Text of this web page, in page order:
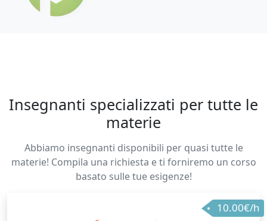
Insegnanti specializzati per tutte le
materie
Abbiamo insegnanti disponibili per quasi tutte le
materie! Compila una richiesta e ti forniremo un corso
basato sulle tue esigenze!
10.00€/h